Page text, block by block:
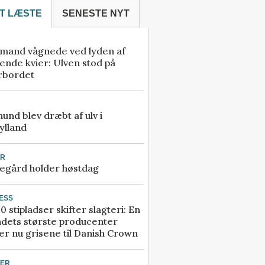
LÆSTE SENESTE NYT
vågnede ved lyden af
kvier: Ulven stod på
blev dræbt af ulv i
holder høstdag
stipladser skifter slagteri: En
største producenter
nu grisene til Danish Crown